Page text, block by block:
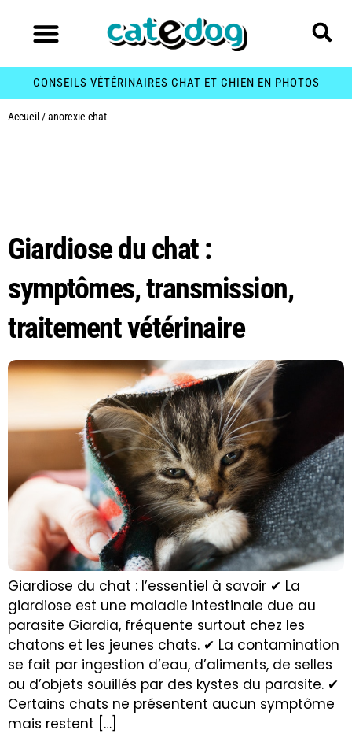
CONSEILS VÉTÉRINAIRES CHAT ET CHIEN EN PHOTOS
Accueil /anorexie chat
Giardiose du chat :
symptômes, transmission,
traitement vétérinaire
Giardiose du chat : l’essentiel à savoir ✔ La
giardiose est une maladie intestinale due au
parasite Giardia, fréquente surtout chez les
chatons et les jeunes chats. ✔ La contamination
se fait par ingestion d’eau, d’aliments, de selles
ou d’objets souillés par des kystes du parasite. ✔
Certains chats ne présentent aucun symptôme
mais restent […]